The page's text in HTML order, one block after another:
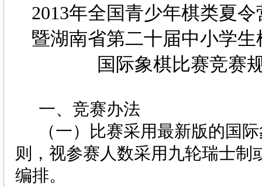
2013年全国青少年棋类夏
暨湖南省第二十届中小学
国际象棋比赛竞赛
一、竞赛办法
（一）比赛采用最新版的国
则，视参赛人数采用九轮瑞士制
编排。